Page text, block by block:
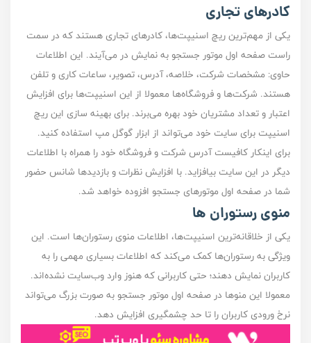
کادر‌های تجاری
یکی از مهم‌ترین ریچ اسنیپت‌ها، کادر‌های تجاری هستند که در سمت
راست صفحه اول موتور جستجو به نمایش در می‌آیند. این اطلاعات
حاوی: مشخصات شرکت، خلاصه، آدرس، تصویر، ساعات کاری و تلفن
هستند. شرکت‌ها و فروشگاه‌ها معمولا از این اسنیپت‌ها برای افزایش
اعتبار و تعداد مشتریان خود بهره می‌برند. برای بهینه سازی این ریچ
اسنیپت برای سایت خود می‌تواند از ابزار گوگل مپ استفاده کنید.
برای اینکار کافیست آدرس شرکت و فروشگاه خود را همراه با اطلاعات
دیگر در این سایت بیافزاید. با افزایش نظرات و بازدید‌ها شانس حضور
شما در صفحه‌ اول موتور‌‌های جستجو افزوده خواهد شد.
منوی رستوران‌ ها
یکی از خلاقانه‌ترین اسنیپت‌ها، اطلاعات منوی رستوران‌ها است. این
ویژگی به رستوران‌ها کمک می‌کند که اطلاعات بسیاری مهمی را به
کاربران نمایش دهند؛ حتی کاربرانی که هنوز وارد وب‌سایت نشده‌اند.
معمولا این منو‌ها در صفحه اول موتور جستجو به صورت بزرگ می‌تواند
نرخ ورودی کاربران را تا حد چشمگیری افزایش دهد.